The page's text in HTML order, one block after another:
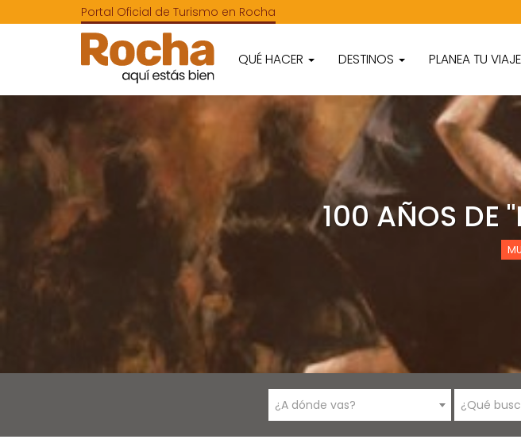
Portal Oficial de Turismo en Rocha
QUÉ HACER DESTINOS PLANEA TU VIAJE
100 AÑOS DE
¿A dónde vas? ¿Qué